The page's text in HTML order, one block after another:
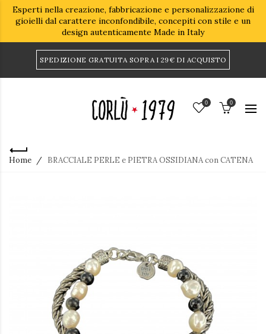
Esperti nella creazione, fabbricazione e personalizzazione di
gioielli dal carattere inconfondibile, concepiti con stile e un
design autenticamente Made in Italy
SPEDIZIONE GRATUITA SOPRA I 29€ DI ACQUISTO
0 0
Home BRACCIALE PERLE e PIETRA OSSIDIANA con CATENA